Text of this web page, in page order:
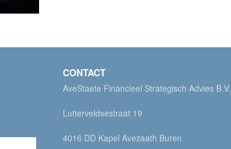
CONTACT
AveStaete Financieel Strategisch Advies B.V.
Lutterveldsestraat 19
4016 DD Kapel Avezaath Buren